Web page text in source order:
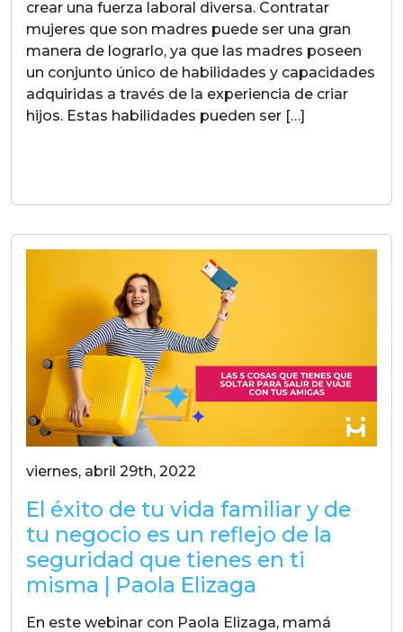
crear una fuerza laboral diversa. Contratar
mujeres que son madres puede ser una gran
manera de lograrlo, ya que las madres poseen
un conjunto único de habilidades y capacidades
adquiridas a través de la experiencia de criar
hijos. Estas habilidades pueden ser […]
viernes, abril 29th, 2022
El éxito de tu vida familiar y de
tu negocio es un reflejo de la
seguridad que tienes en ti
misma | Paola Elizaga
En este webinar con Paola Elizaga, mamá